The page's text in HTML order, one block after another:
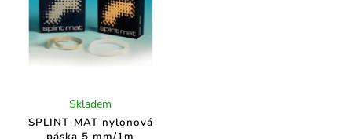
SPLINT-MAT nylonová
Skladem